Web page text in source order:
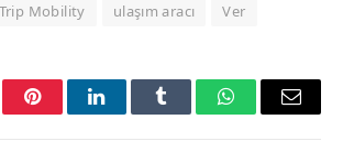
Trip Mobility ulaşım aracı Ver
PinterestLinkedInTumblr WhatsAppEmail